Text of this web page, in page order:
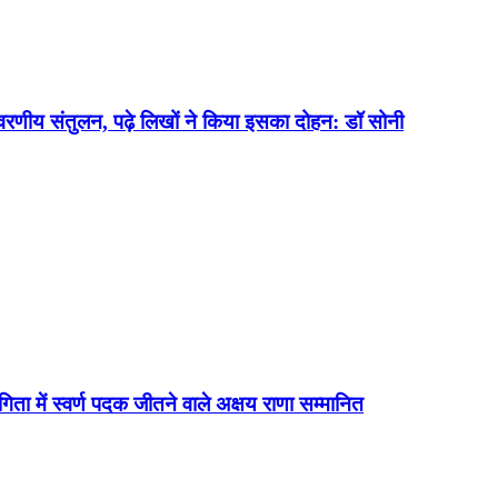
संतुलन, पढ़े लिखों ने किया इसका दोहन: डॉ सोनी
में स्वर्ण पदक जीतने वाले अक्षय राणा सम्मानित